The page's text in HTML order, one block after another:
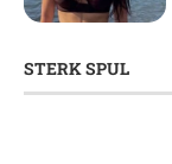
STERK SPUL